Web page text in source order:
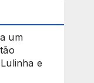
um
e